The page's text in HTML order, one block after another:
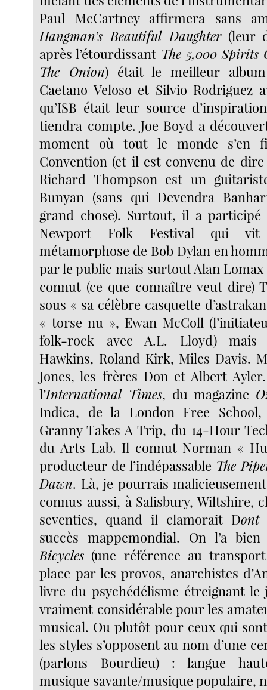
Paul McCartney affirmera sans
Hangman’s Beautiful Daughter(leur
après l’étourdissant The 5,000 Spirits
The Onion) était le meilleur album
Caetano Veloso et Silvio Rodriguez
qu’ISB était leur source
tiendra compte. Joe Boyd a
moment où tout le monde s’en
Convention (et il est convenu de
Richard Thompson est un
Bunyan (sans qui Devendra
grand chose). Surtout, il a
Newport Folk Festival qui vit
métamorphose de Bob Dylan en
par le public mais surtout Alan Lomax
connut (ce que connaître veut dire)
sous « sa célèbre casquette
« torse nu », Ewan McColl
folk-rock avec A.L. Lloyd) mais
Hawkins, Roland Kirk, Miles Davis.
Jones, les frères Don et Albert
l’International Times, du magazine
Indica, de la London Free School,
Granny Takes A Trip, du 14-Hour
du Arts Lab. Il connut Norman «
producteur de l’indépassable The
Dawn. Là, je pourrais
connus aussi, à Salisbury, Wiltshire,
seventies, quand il clamorait Dont
succès mappemondial. On l’a
Bicycles (une référence au
place par les provos, anarchistes
livre du psychédélisme étreignant le
vraiment considérable pour les
musical. Ou plutôt pour ceux qui
les styles s’opposent au nom d’une
(parlons Bourdieu) : langue
musique savante/musique populaire,